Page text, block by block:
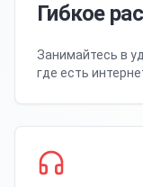
Гибкое
Занимайтесь в
где есть